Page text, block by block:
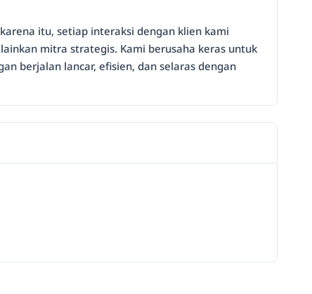
itu, setiap interaksi dengan klien kami
mitra strategis. Kami berusaha keras untuk
berjalan lancar, efisien, dan selaras dengan